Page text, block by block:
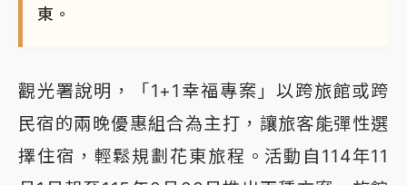
東。
觀光署說明，「1+1幸福專案」以跨旅館或跨
民宿的兩晚優惠組合為主打，讓旅客能彈性選
擇住宿，輕鬆規劃花東旅程。活動自114年11